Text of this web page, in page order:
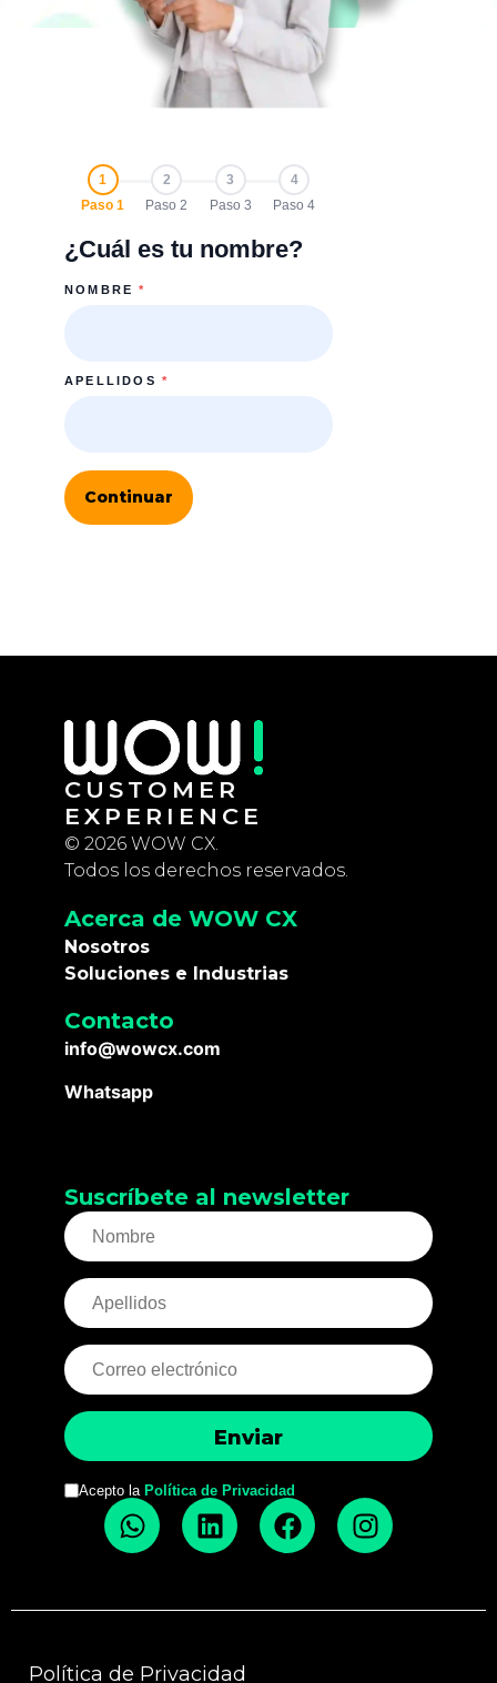
1
Paso 1
2
Paso 2
3
Paso 3
4
Paso 4
¿Cuál es tu nombre?
NOMBRE*
APELLIDOS *
Continuar
CUSTOMER
EXPERIENCE
© 2026 WOW CX.
Todos los derechos reservados.
Acerca de WOW CX
Nosotros
Soluciones e Industrias
Contacto
info@wowcx.com
Whatsapp
Suscríbete al newsletter
Acepto la Política de Privacidad
Política de Privacidad